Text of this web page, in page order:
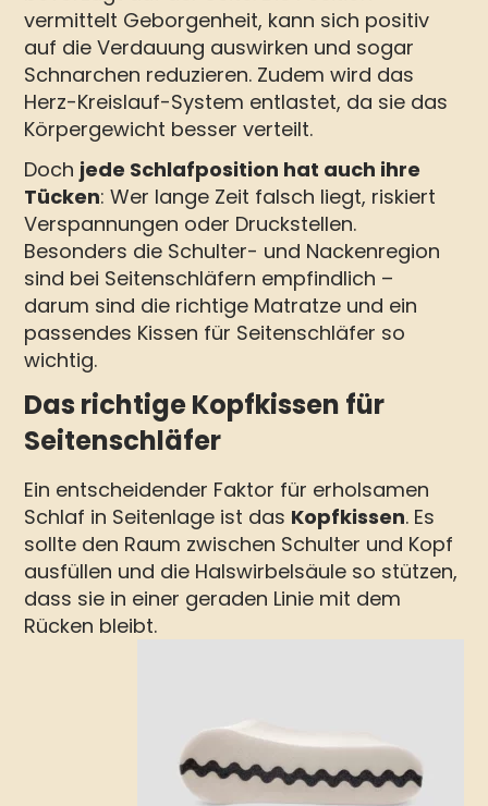
vermittelt Geborgenheit, kann sich positiv
auf die Verdauung auswirken und sogar
Schnarchen reduzieren. Zudem wird das
Herz-Kreislauf-System entlastet, da sie das
Körpergewicht besser verteilt.
Doch jede Schlafposition hat auch ihre
Tücken: Wer lange Zeit falsch liegt, riskiert
Verspannungen oder Druckstellen.
Besonders die Schulter- und Nackenregion
sind bei Seitenschläfern empfindlich –
darum sind die richtige Matratze und ein
passendes Kissen für Seitenschläfer so
wichtig.
Das richtige Kopfkissen für
Seitenschläfer
Ein entscheidender Faktor für erholsamen
Schlaf in Seitenlage ist das Kopfkissen. Es
sollte den Raum zwischen Schulter und Kopf
ausfüllen und die Halswirbelsäule so stützen,
dass sie in einer geraden Linie mit dem
Rücken bleibt.